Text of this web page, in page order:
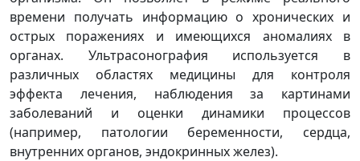
времени получать информацию о хронических и
острых поражениях и имеющихся аномалиях в
органах. Ультрасонография используется в
различных областях медицины для контроля
эффекта лечения, наблюдения за картинами
заболеваний и оценки динамики процессов
(например, патологии беременности, сердца,
внутренних органов, эндокринных желез).